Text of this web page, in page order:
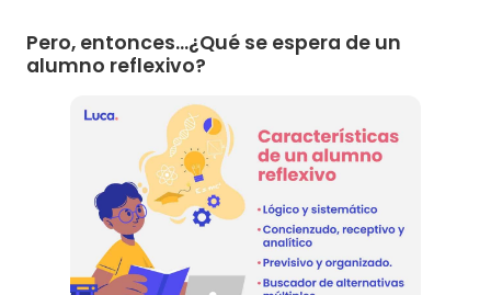
Pero, entonces...¿Qué se espera de un
alumno reflexivo?